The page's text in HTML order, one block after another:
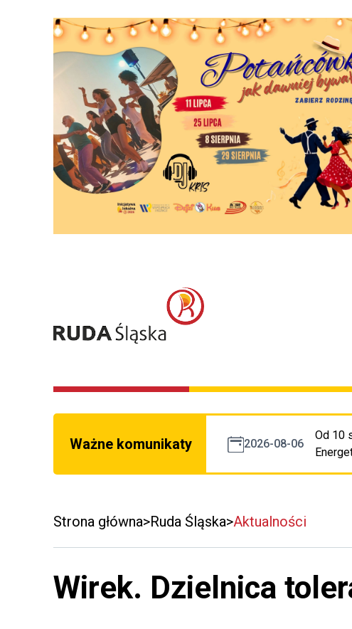
Ważne komunikaty 2026-08-06
Od 10
Strona główna Ruda Śląska Aktualności
Wirek. Dzielnica